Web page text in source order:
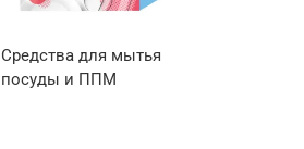
Средства для мытья
посуды и ППМ